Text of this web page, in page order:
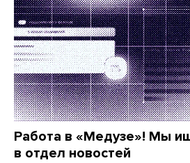
Работа в «Медузе»! Мы
в отдел новостей